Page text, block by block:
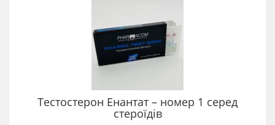
Тестостерон Енантат – номер 1 серед
стероїдів